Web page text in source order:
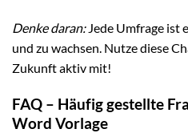
Denke daran:Jede Umfrage ist
und zu wachsen. Nutze diese
Zukunft aktiv mit!
FAQ – Häufig gestellte
Word Vorlage